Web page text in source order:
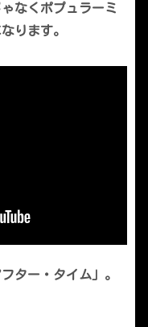
なくポプュラーミ
ります。
ター・タイム」。